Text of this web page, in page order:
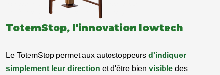
TotemStop, l'innovation lowtech
Le TotemStop permet aux autostoppeurs d'indiquer
simplement leur direction et d'être bien visible des